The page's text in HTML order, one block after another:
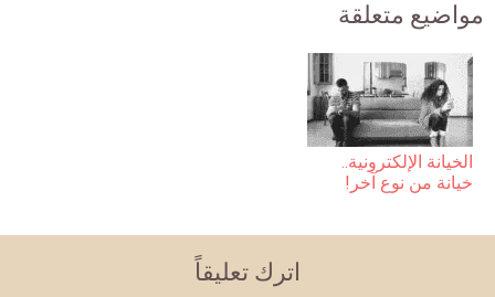
مواضيع متعلقة
الخيانة الإلكترونية..
خيانة من نوع آخر!
اترك تعليقاً